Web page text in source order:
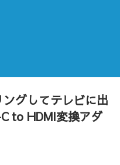
グしてテレビに出
to HDMI変換アダ